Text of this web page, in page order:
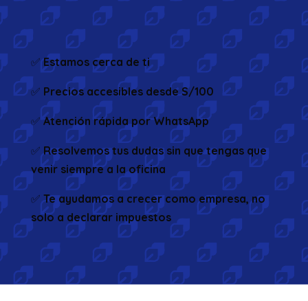
✅Estamos cerca de ti
✅ Precios accesibles desde S/100
✅Atención rápida por WhatsApp
✅Resolvemos tus dudas sin que tengas que
venir siempre a la oficina
✅Te ayudamos a crecer como empresa, no
solo a declarar impuestos